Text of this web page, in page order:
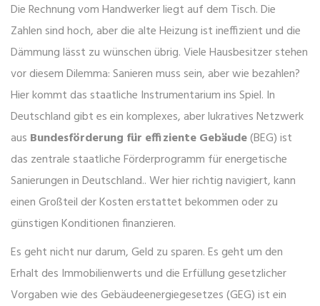
Die Rechnung vom Handwerker liegt auf dem Tisch. Die
Zahlen sind hoch, aber die alte Heizung ist ineffizient und die
Dämmung lässt zu wünschen übrig. Viele Hausbesitzer stehen
vor diesem Dilemma: Sanieren muss sein, aber wie bezahlen?
Hier kommt das staatliche Instrumentarium ins Spiel. In
Deutschland gibt es ein komplexes, aber lukratives Netzwerk
aus Bundesförderung für effiziente Gebäude(BEG) ist
das zentrale staatliche Förderprogramm für energetische
Sanierungen in Deutschland.. Wer hier richtig navigiert, kann
einen Großteil der Kosten erstattet bekommen oder zu
günstigen Konditionen finanzieren.
Es geht nicht nur darum, Geld zu sparen. Es geht um den
Erhalt des Immobilienwerts und die Erfüllung gesetzlicher
Vorgaben wie desGebäudeenergiegesetzes(GEG) istein